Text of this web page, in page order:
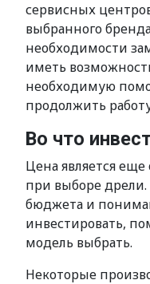
сервисных
выбранного
необходимости
иметь
необходимую
продолжить
Во что
Цена является
при выборе
бюджета и
инвестировать,
модель выбрать.
Некоторые